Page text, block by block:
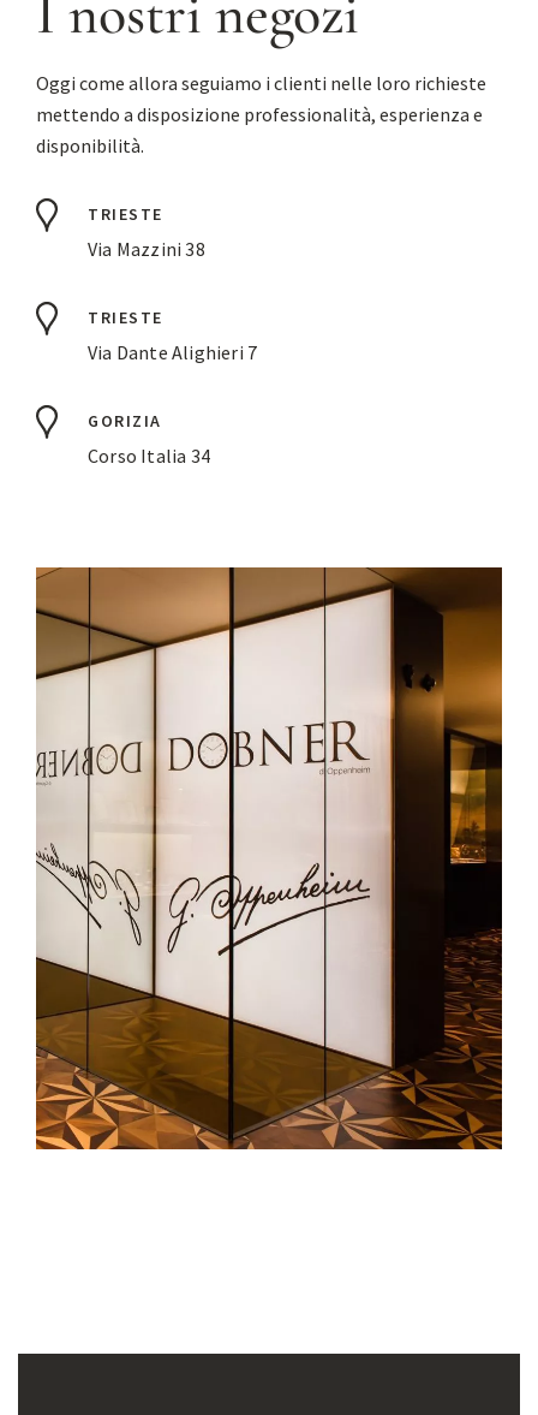
I nostri negozi
Oggi come allora seguiamo i clienti nelle loro richieste
mettendo a disposizione professionalità, esperienza e
disponibilità.
TRIESTE
Via Mazzini 38
TRIESTE
Via Dante Alighieri 7
GORIZIA
Corso Italia 34